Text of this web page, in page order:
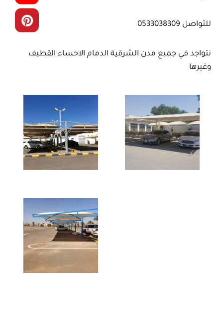
للتواصل 0533038309
نتواجد في جميع مدن الشرقية الدمام الاحساء القطيف
وغيرها